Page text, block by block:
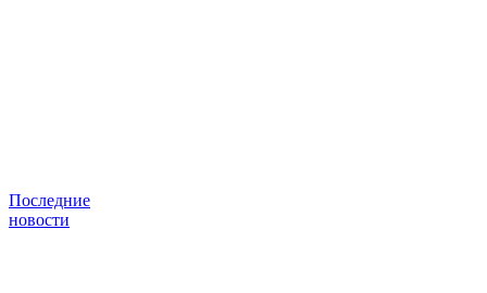
Последние
новости